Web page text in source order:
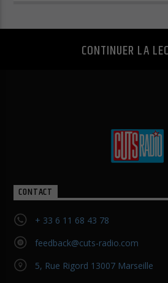
CONTINUER LA
CONTACT
+ 33 6 11 68 43 78
feedback@cuts-radio.com
5, Rue Rigord 13007 Marseille